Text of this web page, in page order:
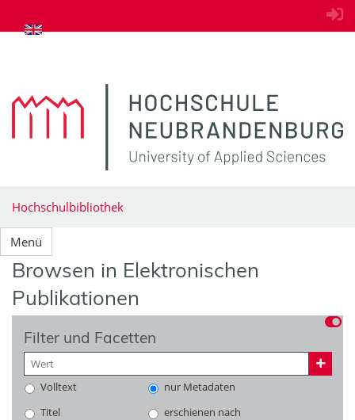
zum Inhalt springen
Hochschulbibliothek
Menü
Browsen in Elektronischen
Publikationen
Filter und Facetten
Volltext
nur Metadaten
Titel
erschienen nach